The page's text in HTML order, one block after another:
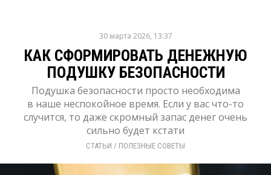
30 марта 2026, 13:37
КАК СФОРМИРОВАТЬ ДЕНЕЖНУЮ
ПОДУШКУ БЕЗОПАСНОСТИ
Подушка безопасности просто необходима
в наше неспокойное время. Если у вас что-то
случится, то даже скромный запас денег очень
сильно будет кстати
СТАТЬИ / ПОЛЕЗНЫЕ СОВЕТЫ